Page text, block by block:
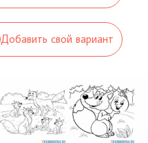
Добавить свой вариант